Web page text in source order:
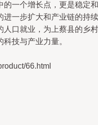
的一个增长点，更是稳定和
进一步扩大和产业链的持续
人口就业，为上蔡县的乡村
技与产业力量。
66.html